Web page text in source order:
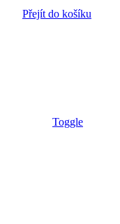
Přejít do košíku
Toggle